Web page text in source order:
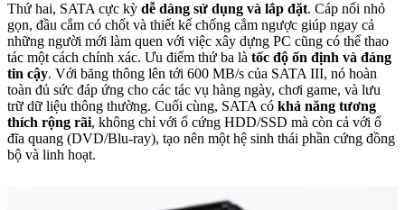
Thứ hai, SATA cực kỳ dễ dàng sử dụng và lắp đặt. Cáp nối nhỏ
gọn, đầu cắm có chốt và thiết kế chống cắm ngược giúp ngay cả
những người mới làm quen với việc xây dựng PC cũng có thể thao
tác một cách chính xác. Ưu điểm thứ ba là tốc độ ổn định và đáng
tin cậy. Với băng thông lên tới 600 MB/s của SATA III, nó hoàn
toàn đủ sức đáp ứng cho các tác vụ hàng ngày, chơi game, và lưu
trữ dữ liệu thông thường. Cuối cùng, SATA có khả năng tương
thích rộng rãi, không chỉ với ổ cứng HDD/SSD mà còn cả với ổ
đĩa quang (DVD/Blu-ray), tạo nên một hệ sinh thái phần cứng đồng
bộ và linh hoạt.